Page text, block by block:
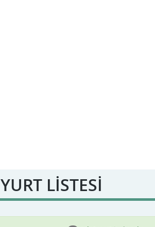
YURT LİSTESİ